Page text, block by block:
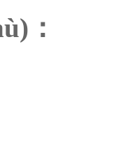
：